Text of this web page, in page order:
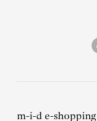
m-i-d e-shopping